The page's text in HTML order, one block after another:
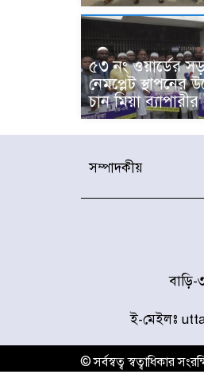
৫৩ নং ওয়ার্ডের
নেমপ্লেট স্থাপনের
চান মিয়া ব্যাপারীর
সম্পাদকীয়
বাড়ি-
ই-মেইলঃ
© সর্বস্বত্ব স্বত্বাধিকার